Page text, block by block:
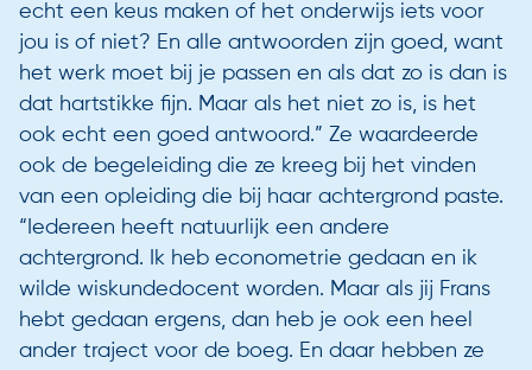
echt een keus maken of het onderwijs iets voor
jou is of niet? En alle antwoorden zijn goed, want
het werk moet bij je passen en als dat zo is dan is
dat hartstikke fijn. Maar als het niet zo is, is het
ook echt een goed antwoord.” Ze waardeerde
ook de begeleiding die ze kreeg bij het vinden
van een opleiding die bij haar achtergrond paste.
“Iedereen heeft natuurlijk een andere
achtergrond. Ik heb econometrie gedaan en ik
wilde wiskundedocent worden. Maar als jij Frans
hebt gedaan ergens, dan heb je ook een heel
ander traject voor de boeg. En daar hebben ze